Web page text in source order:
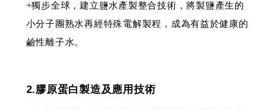
+獨步全球，建立鹽水產製整合技術，將製鹽產生的
小分子團熟水再經特殊電解製程，成為有益於健康的
鹼性離子水。
2.膠原蛋白製造及應用技術